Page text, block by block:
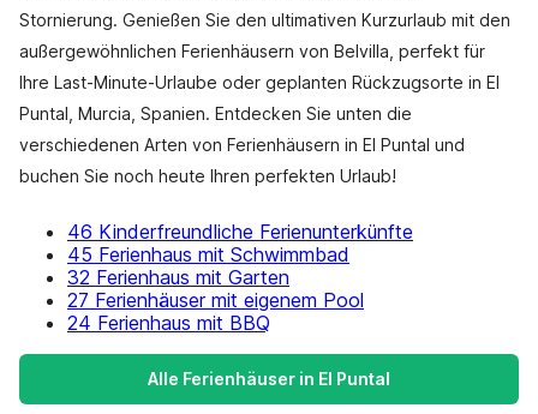
Stornierung. Genießen Sie den ultimativen Kurzurlaub mit den
außergewöhnlichen Ferienhäusern von Belvilla, perfekt für
Ihre Last-Minute-Urlaube oder geplanten Rückzugsorte in El
Puntal, Murcia, Spanien. Entdecken Sie unten die
verschiedenen Arten von Ferienhäusern in El Puntal und
buchen Sie noch heute Ihren perfekten Urlaub!
46 Kinderfreundliche Ferienunterkünfte
45 Ferienhaus mit Schwimmbad
32 Ferienhaus mit Garten
27 Ferienhäuser mit eigenem Pool
24 Ferienhaus mit BBQ
Alle Ferienhäuser in El Puntal